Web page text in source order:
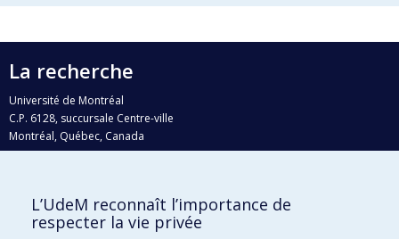
La recherche
Université de Montréal
C.P. 6128, succursale Centre-ville
Montréal, Québec, Canada
H3C 3J7
Qui fait quoi?
L’UdeM reconnaît l’importance de
respecter la vie privée